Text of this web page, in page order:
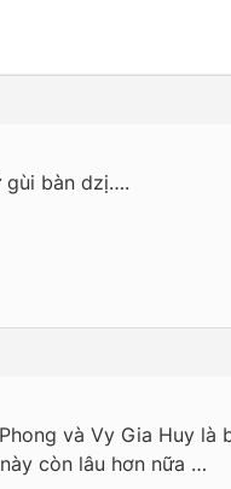
gùi bàn dzị….
và Vy Gia Huy
còn lâu hơn nữa …